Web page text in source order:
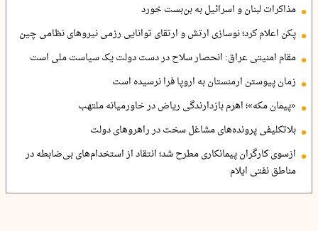
مذاکرات لبنان و اسرائیل به بن‌بست خورد
پکن اعلام کرد؛ نوسازی ارتش و ارتقای توانایی رزمی نیروهای نظامی چین
مقام امنیتی عراق: انحصار سلاح در دست دولت یک سیاست ملی است
زمان پیوستن ارمنستان به اروپا فرا نرسیده است
«پیمان مکه»؛ اهرم بازدارندگی ریاض در خاورمیانه ملتهب
بلاتکلیفی پرونده‌های مشاغل سخت در راهروهای دولت
ازسوی کارگران پیمانکاری مطرح شد؛ انتقاد از استخدام‌های بی‌ضابطه در
مناطق نفتی ایلام